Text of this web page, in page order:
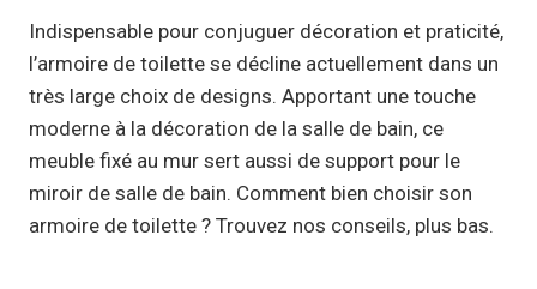
Indispensable pour conjuguer décoration et praticité,
l’armoire de toilette se décline actuellement dans un
très large choix de designs. Apportant une touche
moderne à la décoration de la salle de bain, ce
meuble fixé au mur sert aussi de support pour le
miroir de salle de bain. Comment bien choisir son
armoire de toilette ? Trouvez nos conseils, plus bas.